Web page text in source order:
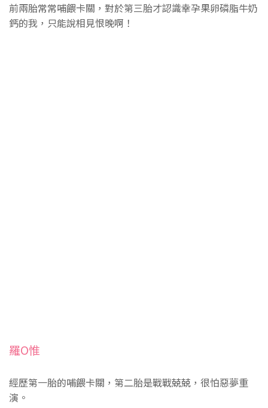
前兩胎常常哺餵卡關，對於第三胎才認識幸孕果卵磷脂牛奶
鈣的我，只能說相見恨晚啊！
羅O惟
經歷第一胎的哺餵卡關，第二胎是戰戰兢兢，很怕惡夢重
演。